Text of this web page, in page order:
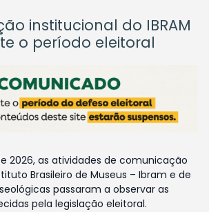
institucional do IBRAM
o período eleitoral
2026, as atividades de comunicação
Brasileiro de Museus – Ibram e de
passaram a observar as
pela legislação eleitoral.